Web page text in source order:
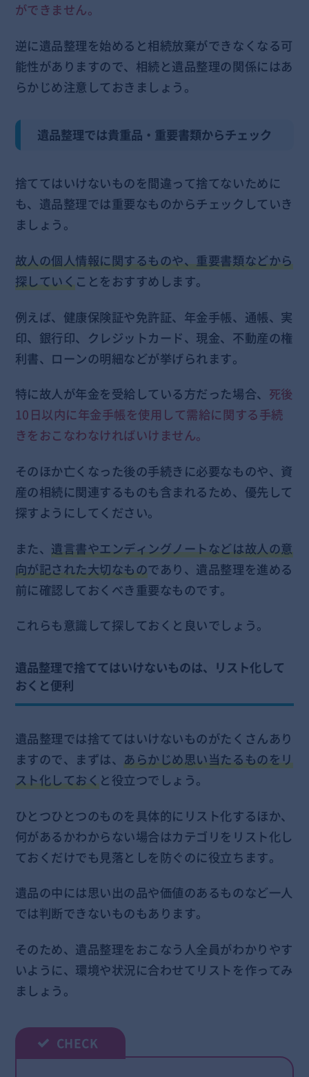
ができません。
逆に遺品整理を始めると相続放棄ができなくなる可
能性がありますので、相続と遺品整理の関係にはあ
らかじめ注意しておきましょう。
遺品整理では貴重品・重要書類からチェック
捨ててはいけないものを間違って捨てないために
も、遺品整理では重要なものからチェックしていき
ましょう。
故人の個人情報に関するものや、重要書類などから
探していくことをおすすめします。
例えば、健康保険証や免許証、年金手帳、通帳、実
印、銀行印、クレジットカード、現金、不動産の権
利書、ローンの明細などが挙げられます。
特に故人が年金を受給している方だった場合、 死後
10日以内に年金手帳を使用して需給に関する手続
きをおこなわなければいけません。
そのほか亡くなった後の手続きに必要なものや、資
産の相続に関連するものも含まれるため、優先して
探すようにしてください。
また、遺言書やエンディングノートなどは故人の意
向が記された大切なものであり、遺品整理を進める
前に確認しておくべき重要なものです。
これらも意識して探しておくと良いでしょう。
遺品整理で捨ててはいけないものは、リスト化して
おくと便利
遺品整理では捨ててはいけないものがたくさんあり
ますので、まずは、あらかじめ思い当たるものをリ
スト化しておくと役立つでしょう。
ひとつひとつのものを具体的にリスト化するほか、
何があるかわからない場合はカテゴリをリスト化し
ておくだけでも見落としを防ぐのに役立ちます。
遺品の中には思い出の品や価値のあるものなど一人
では判断できないものもあります。
そのため、遺品整理をおこなう人全員がわかりやす
いように、環境や状況に合わせてリストを作ってみ
ましょう。